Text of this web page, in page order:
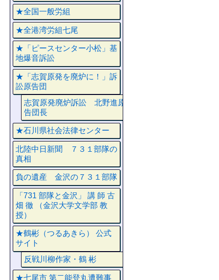
★全国一般労組
★全港湾労組七尾
★「ピースセンター小松」基
地爆音訴訟
★「志賀原発を廃炉に！」訴
訟原告団
志賀原発廃炉訴訟 北野進原
告団長
★石川県社会法律センター
北陸中日新聞 ７３１部隊の
真相
負の遺産 金沢の７３１部隊
「731 部隊と金沢」 講 師 古
畑 徹 （金沢大学文学部 教
授）
★鶴彬（つるあきら） 公式
サイト
反戦川柳作家・鶴 彬
★七尾市 第二能登丸遭難事